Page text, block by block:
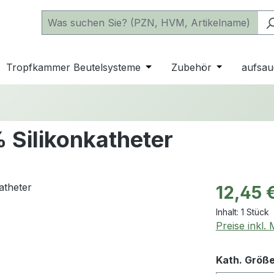
der Kategorie Katheter
oder Schließe das Dropdown der Kategorie einfache
Tropfkammer Beutelsysteme Öffne oder Schließe das
Zubehör Öffne oder
Silikonkatheter
Regulärer
12,45
Inhalt: 1 Stück
Preise inkl.
Kath.